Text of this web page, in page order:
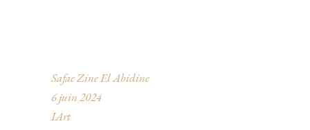
Safae Zine El Abidine
6 juin 2024
IArt